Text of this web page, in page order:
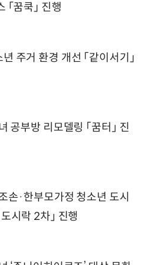
꿈쿡」 진행
주거 환경 개선 「같이서기」
공부방 리모델링 「꿈터」 진
손·한부모가정 청소년 도시
시락 2차」 진행